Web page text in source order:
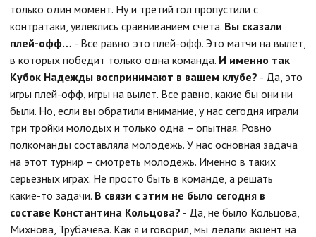
только один момент. Ну и третий гол пропустили с
контратаки, увлеклись сравниванием счета. Вы сказали
плей-офф… - Все равно это плей-офф. Это матчи на вылет,
в которых победит только одна команда. И именно так
Кубок Надежды воспринимают в вашем клубе? - Да, это
игры плей-офф, игры на вылет. Все равно, какие бы они ни
были. Но, если вы обратили внимание, у нас сегодня играли
три тройки молодых и только одна – опытная. Ровно
полкоманды составляла молодежь. У нас основная задача
на этот турнир – смотреть молодежь. Именно в таких
серьезных играх. Не просто быть в команде, а решать
какие-то задачи. В связи с этим не было сегодня в
составе Константина Кольцова? - Да, не было Кольцова,
Михнова, Трубачева. Как я и говорил, мы делали акцент на